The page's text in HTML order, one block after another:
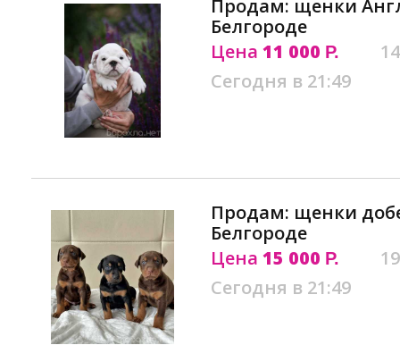
Продам: щенки
Белгороде
Цена 11 000 Р.
Сегодня в 21:49
Продам: щенки
Белгороде
Цена 15 000 Р.
Сегодня в 21:49